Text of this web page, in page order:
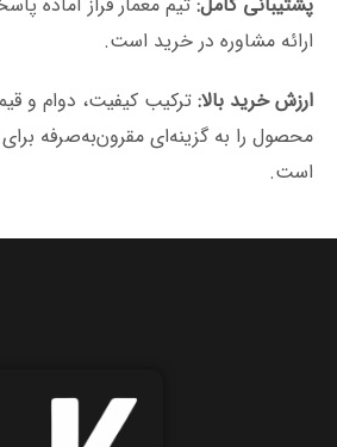
ارائه مشاوره در خرید است.
ارزش خرید بالا: ترکیب کیفیت، دوام و
محصول را به گزینه‌ای مقرون‌به‌صرفه برای
است.